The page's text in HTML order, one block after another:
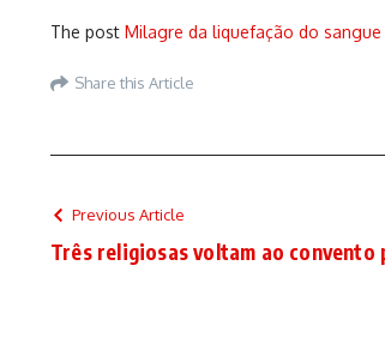
The post Milagre da liquefação do
Share this Article
Previous Article
Três religiosas voltam ao